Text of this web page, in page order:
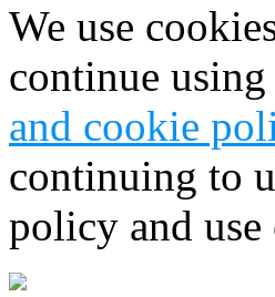
We use
continue
and cookie
continuing to
policy and